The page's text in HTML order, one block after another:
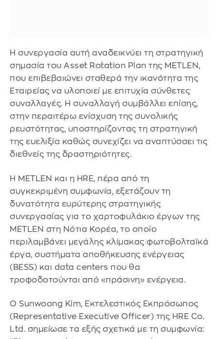
Η συνεργασία αυτή αναδεικνύει τη στρατηγική
σημασία του Asset Rotation Plan της METLEN,
που επιβεβαιώνει σταθερά την ικανότητα της
Εταιρείας να υλοποιεί με επιτυχία σύνθετες
συναλλαγές. Η συναλλαγή συμβάλλει επίσης,
στην περαιτέρω ενίσχυση της συνολικής
ρευστότητας, υποστηρίζοντας τη στρατηγική
της ευελιξία καθώς συνεχίζει να αναπτύσσει τις
διεθνείς της δραστηριότητες.
Η METLEN και η HRE, πέρα από τη
συγκεκριμένη συμφωνία, εξετάζουν τη
δυνατότητα ευρύτερης στρατηγικής
συνεργασίας για το χαρτοφυλάκιο έργων της
METLEN στη Νότια Κορέα, το οποίο
περιλαμβάνει μεγάλης κλίμακας φωτοβολταϊκά
έργα, συστήματα αποθήκευσης ενέργειας
(BESS) και data centers που θα
τροφοδοτούνται από «πράσινη» ενέργεια.
Ο Sunwoong Kim, Εκτελεστικός Εκπρόσωπος
(Representative Executive Officer) της HRE Co.
Ltd. σημείωσε τα εξής σχετικά με τη συμφωνία: